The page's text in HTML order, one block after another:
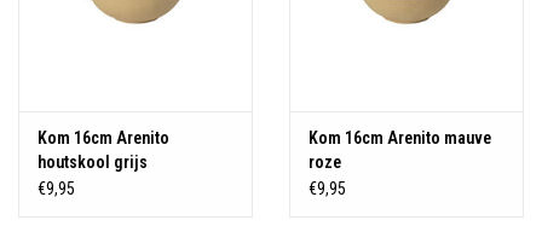
Kom 16cm Arenito
houtskool grijs
€9,95
Kom 16cm Arenito mauve
roze
€9,95